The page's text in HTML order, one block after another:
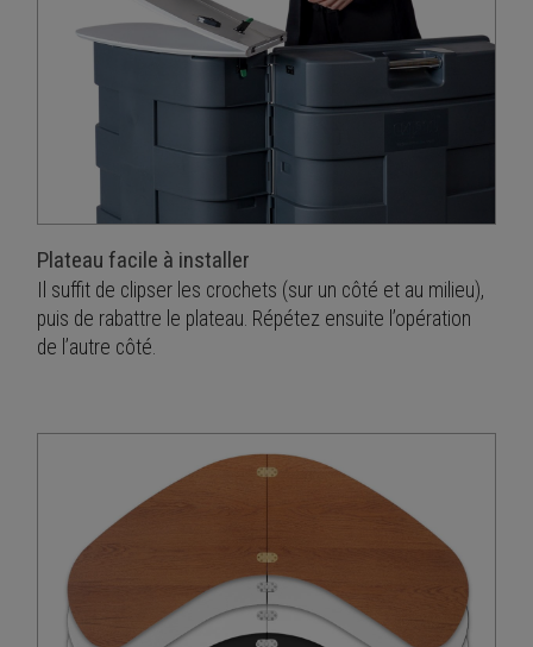
Plateau facile à installer
Il suffit de clipser les crochets (sur un côté et au milieu),
puis de rabattre le plateau. Répétez ensuite l’opération
de l’autre côté.